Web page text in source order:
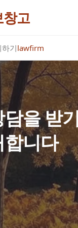
고
기lawfirm
을 받
니다